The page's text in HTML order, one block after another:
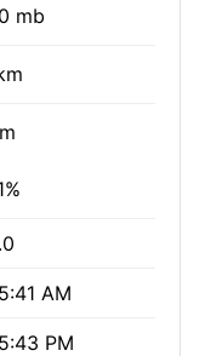
mb
AM
PM